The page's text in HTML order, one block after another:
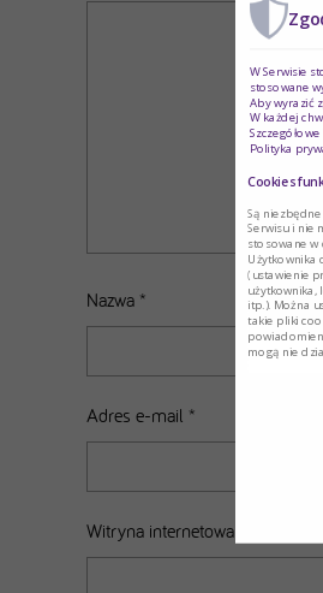
Nazwa *
Adres e-mail *
Witryna internetowa
W Serwisie
stosowane
Aby wyrazić
W każdej
Polityka
Cookies
Są
Serwisu i nie
stosowane
Użytkownika
(ustawienie
użytkownika,
itp.). Można
takie pliki
mogą nie